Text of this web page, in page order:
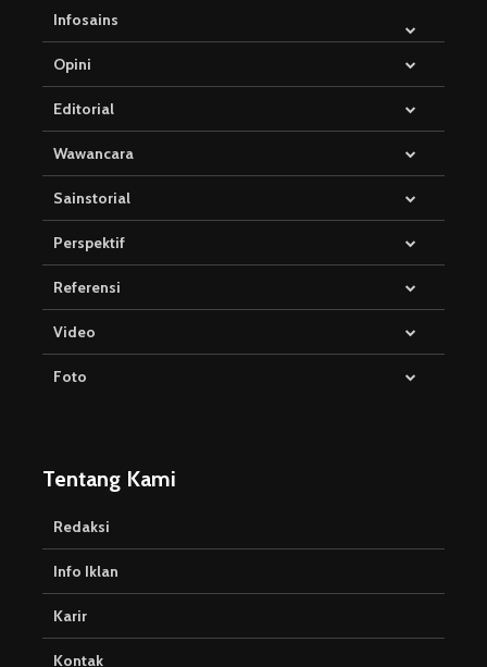
Infosains
Opini
Editorial
Wawancara
Sainstorial
Perspektif
Referensi
Video
Foto
Tentang Kami
Redaksi
Info Iklan
Karir
Kontak